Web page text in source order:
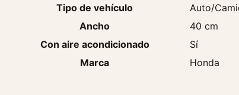
Tipo de vehículo
Auto/
Ancho
40 cm
Con aire acondicionado
Sí
Marca
Honda